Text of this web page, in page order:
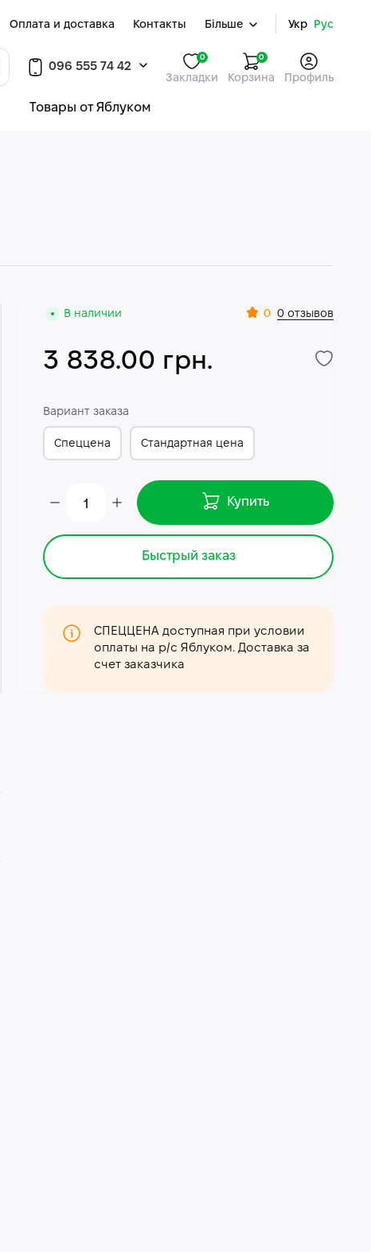
Оплата и доставка Контакты Більше Укр Рус
096 555 74 42
Закладки
0 0
Корзина Профиль
Товары от Яблуком
В наличии 0 0 отзывов
3 838.00 грн.
Вариант заказа
Спеццена Стандартная цена
Купить
Быстрый заказ
СПЕЦЦЕНА доступная при условии
оплаты на р/с Яблуком. Доставка за
счет заказчика